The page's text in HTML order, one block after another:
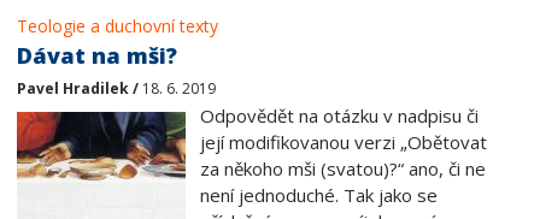
Teologie a duchovní texty
Dávat na mši?
Pavel Hradilek / 18. 6. 2019
Odpovědět na otázku v nadpisu či
její modifikovanou verzi „Obětovat
za někoho mši (svatou)?“ ano, či ne
není jednoduché. Tak jako se